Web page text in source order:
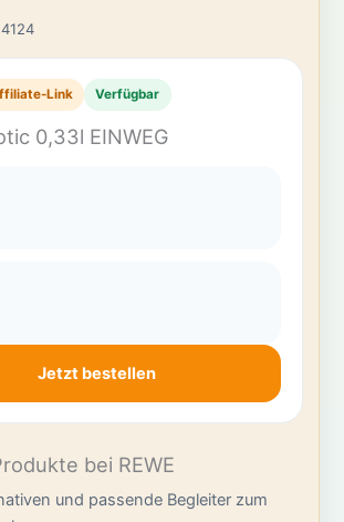
Link Verfügbar
0,33l EINWEG
Jetzt bestellen
bei REWE
und passende Begleiter zum